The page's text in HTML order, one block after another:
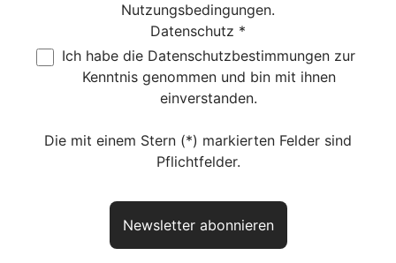
Nutzungsbedingungen.
Datenschutz *
Ich habe die Datenschutzbestimmungen zur
Kenntnis genommen und bin mit ihnen
einverstanden.
Die mit einem Stern (*) markierten Felder sind
Pflichtfelder.
Newsletter abonnieren